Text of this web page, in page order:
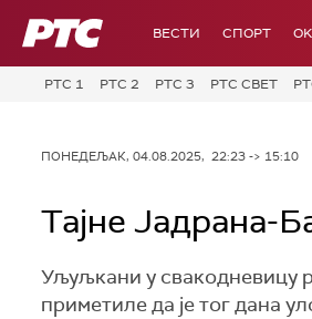
РТС ВЕСТИ СПОРТ
РТС 1 РТС 2 РТС 3 РТС СВЕТ
ПОНЕДЕЉАК, 04.08.2025, 22:23 -> 15:10
Тајне Јадрана-
Уљуљкани у свакодневицу
приметиле да је тог дана